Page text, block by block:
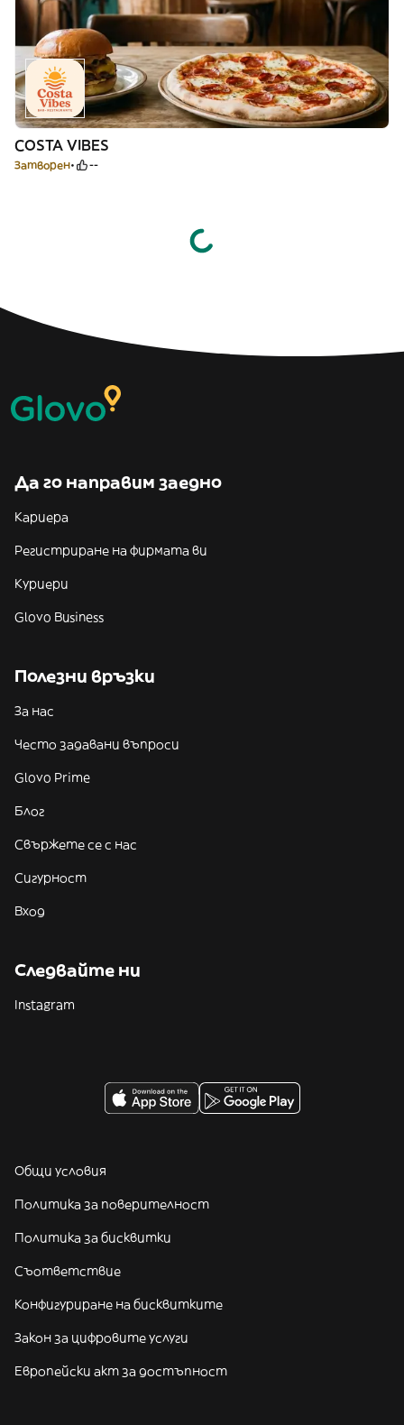
COSTA VIBES
Затворен --
Да го направим заедно
Кариера
Регистриране на фирмата ви
Куриери
Glovo Business
Полезни връзки
За нас
Често задавани въпроси
Glovo Prime
Блог
Свържете се с нас
Сигурност
Вход
Следвайте ни
Instagram
Общи условия
Политика за поверителност
Политика за бисквитки
Съответствие
Конфигуриране на бисквитките
Закон за цифровите услуги
Европейски акт за достъпност